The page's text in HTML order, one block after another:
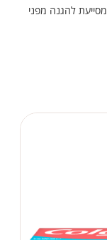
להגנה מפני